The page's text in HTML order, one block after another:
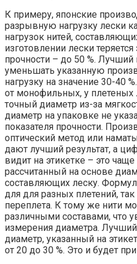
К примеру, японские
разрывную нагрузку лески
нагрузок нитей,
изготовлении лески
прочности – до 50 %.
уменьшать указанную
нагрузку на значение 30-40
от монофильных, у плетеных
точный диаметр из-за
диаметр на упаковке не
показателя прочности.
оптический метод или
дают лучший результат, а
видит на этикетке – это
рассчитанный на основе
составляющих леску.
для для разных плетений,
переплета. К тому же нити
различными составами, что
измерения диаметра.
диаметр, указанный на
от 20 до 30 %. Это и будет